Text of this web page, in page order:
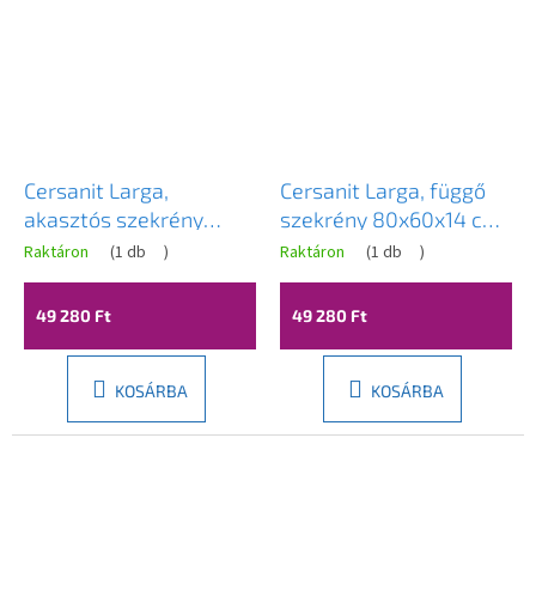
Cersanit Larga,
akasztós szekrény
80x60x14 cm, matt
szürke, S932-006
Raktáron (1 db )
49 280 Ft
KOSÁRBA
Cersanit Larga, függő
szekrény 80x60x14 cm,
fehér fényes, S932-004
Raktáron (1 db )
49 280 Ft
KOSÁRBA